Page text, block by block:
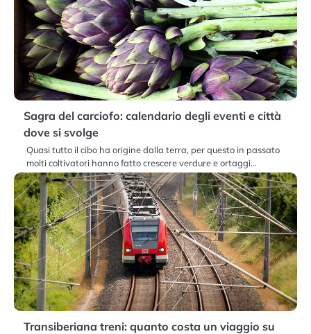
Sagra del carciofo: calendario degli eventi e città
dove si svolge
Quasi tutto il cibo ha origine dalla terra, per questo in passato
molti coltivatori hanno fatto crescere verdure e ortaggi…
Transiberiana treni: quanto costa un viaggio su